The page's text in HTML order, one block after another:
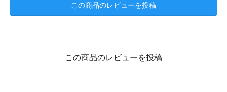
この商品のレビューを投稿
この商品のレビューを投稿